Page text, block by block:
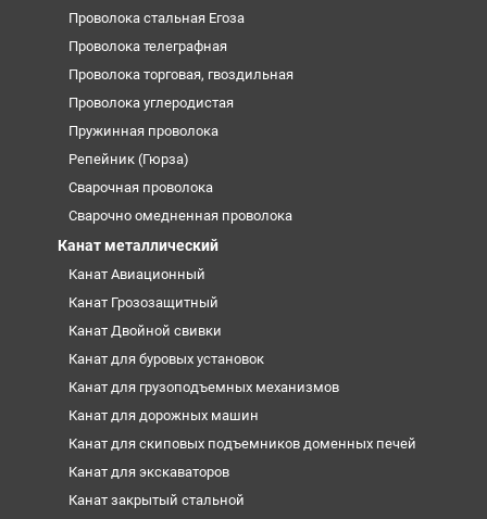
Проволока стальная Егоза
Проволока телеграфная
Проволока торговая, гвоздильная
Проволока углеродистая
Пружинная проволока
Репейник (Гюрза)
Сварочная проволока
Сварочно омедненная проволока
Канат металлический
Канат Авиационный
Канат Грозозащитный
Канат Двойной свивки
Канат для буровых установок
Канат для грузоподъемных механизмов
Канат для дорожных машин
Канат для скиповых подъемников доменных печей
Канат для экскаваторов
Канат закрытый стальной